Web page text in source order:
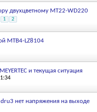
двухцветному MT22-WD220
1 2
MTB4-LZ8104
и текущая ситуация
нет напряжения на выходе